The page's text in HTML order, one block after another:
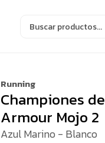
Running
Championes
Armour Mojo 2
Azul Marino - Blanco